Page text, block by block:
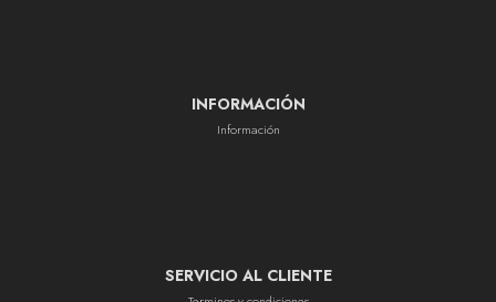
INFORMACIÓN
Información
SERVICIO AL CLIENTE